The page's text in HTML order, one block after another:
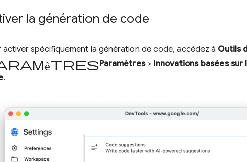
la génération de code
activer spécifiquement la génération de code, accédez à Outils
Paramètres> Innovations basées sur
.